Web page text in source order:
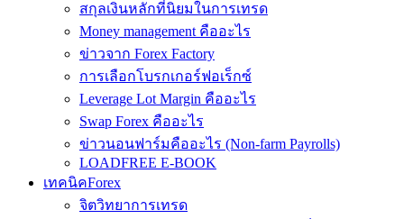
สกุลเงินหลักที่นิยมในการเทรด
Money management คืออะไร
ข่าวจาก Forex Factory
การเลือกโบรกเกอร์ฟอเร็กซ์
Leverage Lot Margin คืออะไร
Swap Forex คืออะไร
ข่าวนอนฟาร์มคืออะไร (Non-farm Payrolls)
LOADFREE E-BOOK
เทคนิคForex
จิตวิทยาการเทรด